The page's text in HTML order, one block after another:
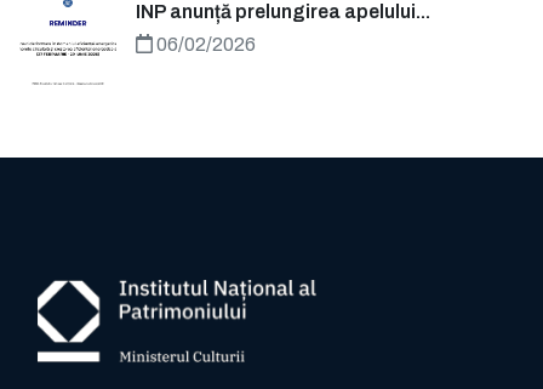
INP anunță prelungirea apelului...
06/02/2026